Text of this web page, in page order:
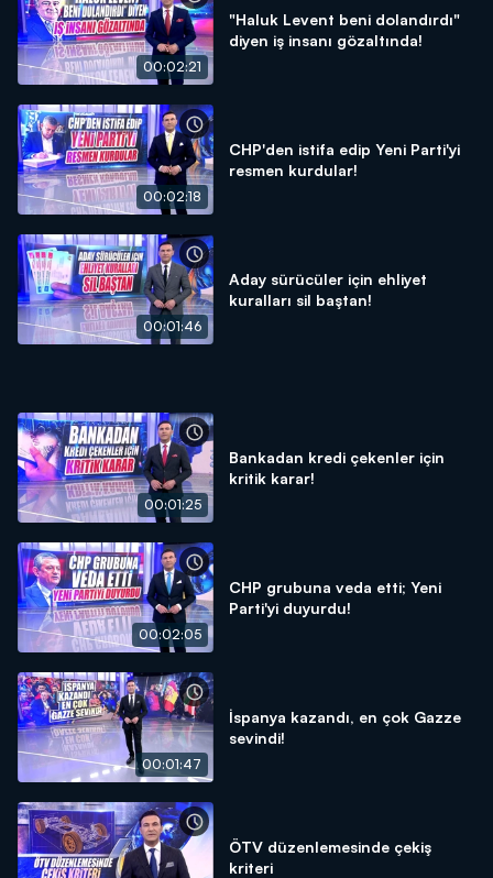
00:02:21
"Haluk Levent beni dolandırdı"
diyen iş insanı gözaltında!
00:02:18
CHP'den istifa edip Yeni Parti'yi
resmen kurdular!
00:01:46
Aday sürücüler için ehliyet
kuralları sil baştan!
00:01:25
Bankadan kredi çekenler için
kritik karar!
00:02:05
CHP grubuna veda etti; Yeni
Parti'yi duyurdu!
00:01:47
İspanya kazandı, en çok Gazze
sevindi!
ÖTV düzenlemesinde çekiş
kriteri